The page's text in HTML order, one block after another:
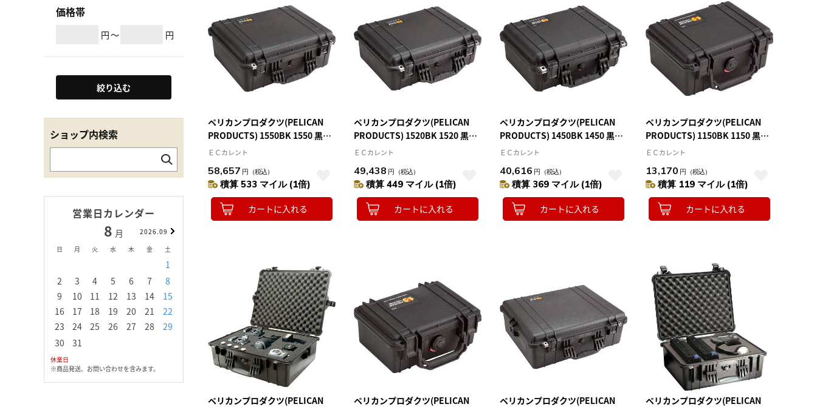
価格帯
円～ 円
絞り込む
ショップ内検索
営業日カレンダー
8 月
2026.09
日
月 火 水 木 金 土
1
2
3 4 5 6 7
8
9
10 11 12 13 14
15
16
17 18 19 20 21
22
23
24 25 26 27 28
29
30
31
3
10 11
12
16 17 18
19
23 24 25
26
29 30
9
10
13 14 15
17
19 20 21
26 27 28 29 30 31
休業日
※商品発送、お問い合わせを含みます。
順）
人気順
レビュー件数（多い
順）
レビュー評価（高い
順）
価格（安い順）
価格（高い順）
ペリカンプロダクツ(PELICAN
PRODUCTS) 1550BK 1550 黒
524×428×206
ＥＣカレント
58,657 円 （税込）
積算 533 マイル (1倍)
カートに入れる
ペリカンプロダクツ(PELICAN
PRODUCTS) 1520BK 1520 黒
502×400×188
ＥＣカレント
49,438 円 （税込）
積算 449 マイル (1倍)
カートに入れる
ペリカンプロダクツ(PELICAN
PRODUCTS) 1450BK 1450 黒
406×330×174
ＥＣカレント
40,616 円 （税込）
積算 369 マイル (1倍)
カートに入れる
ペリカンプロダクツ(PELICAN
PRODUCTS) 1150BK 1150 黒
232×192×111
ＥＣカレント
13,170 円 （税込）
積算 119 マイル (1倍)
カートに入れる
ペリカンプロダクツ(PELICAN
ペリカンプロダクツ(PELICAN
ペリカンプロダクツ(PELICAN
ペリカンプロダクツ(PELICAN